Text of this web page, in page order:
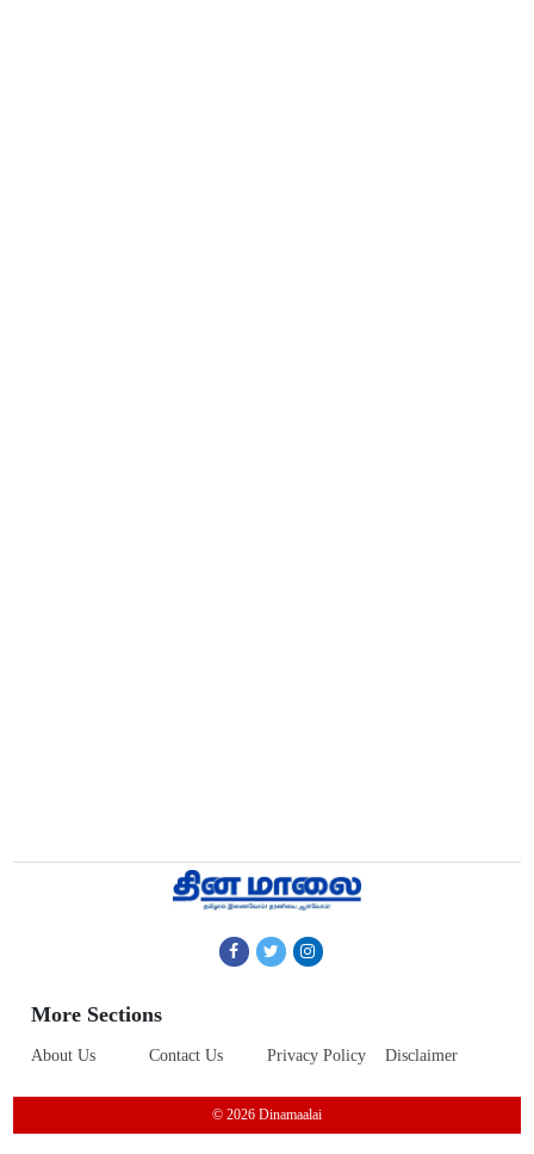
More Sections
About Us Contact Us Privacy Policy Disclaimer
© 2026 Dinamaalai